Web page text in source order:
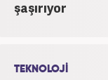
şaşırıyor
TEKNOLOJİ